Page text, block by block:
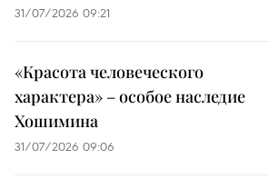
31/07/2026 09:21
«Красота человеческого
характера» – особое наследие
Хошимина
31/07/2026 09:06